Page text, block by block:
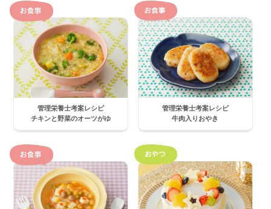
管理栄養士考案レシピ
チキンと野菜のオーツがゆ
管理栄養士考案レシピ
牛肉入りおやき